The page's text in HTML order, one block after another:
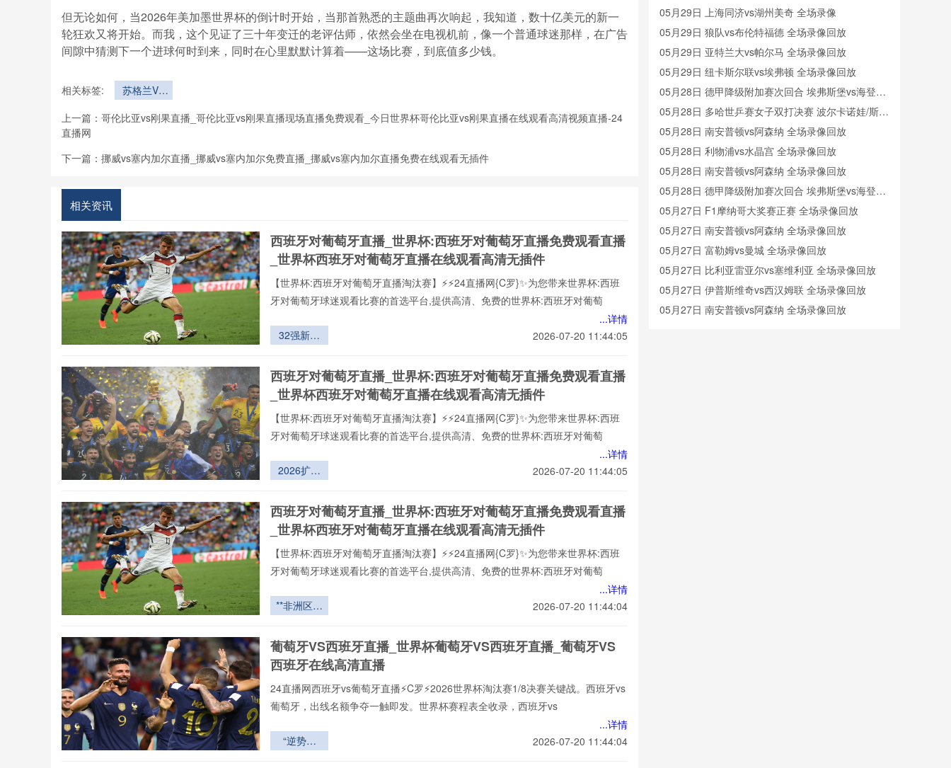
但无论如何，当2026年美加墨世界杯的倒计时开始，当那首熟悉的主题曲再次响起，我知道，数十亿美元的新一
轮狂欢又将开始。而我，这个见证了三十年变迁的老评估师，依然会坐在电视机前，像一个普通球迷那样，在广告
间隙中猜测下一个进球何时到来，同时在心里默默计算着——这场比赛，到底值多少钱。
相关标签:
苏格兰VS
格兰VS巴
上一篇： 哥伦比亚vs刚果直播_哥伦比亚vs刚果直播现场直播免费观看_今日世界杯哥伦比亚vs刚果直播在线观看高清视频直播-24
直播网
下一篇： 挪威vs塞内加尔直播_挪威vs塞内加尔免费直播_挪威vs塞内加尔直播免费在线观看无插件
相关资讯
西班牙对葡萄牙直播_世界杯:西班牙对葡萄牙直播免费观看直播
_世界杯西班牙对葡萄牙直播在线观看高清无插件
【世界杯:西班牙对葡萄牙直播淘汰赛】⚡⚡24直播网{C罗}✨为您带来世界杯:西班
牙对葡萄牙球迷观看比赛的首选平台,提供高清、免费的世界杯:西班牙对葡萄
...详情
32强新格
抽签的战略
预判
2026-07-20 11:44:05
西班牙对葡萄牙直播_世界杯:西班牙对葡萄牙直播免费观看直播
_世界杯西班牙对葡萄牙直播在线观看高清无插件
【世界杯:西班牙对葡萄牙直播淘汰赛】⚡⚡24直播网{C罗}✨为您带来世界杯:西班
牙对葡萄牙球迷观看比赛的首选平台,提供高清、免费的世界杯:西班牙对葡萄
...详情
2026扩军
赛程编排策
略与广告收
2026-07-20 11:44:05
西班牙对葡萄牙直播_世界杯:西班牙对葡萄牙直播免费观看直播
_世界杯西班牙对葡萄牙直播在线观看高清无插件
【世界杯:西班牙对葡萄牙直播淘汰赛】⚡⚡24直播网{C罗}✨为您带来世界杯:西班
牙对葡萄牙球迷观看比赛的首选平台,提供高清、免费的世界杯:西班牙对葡萄
...详情
**非洲区预
非谁能主宰
2026世界
**
2026-07-20 11:44:04
葡萄牙VS西班牙直播_世界杯葡萄牙VS西班牙直播_葡萄牙VS
西班牙在线高清直播
24直播网西班牙vs葡萄牙直播⚡️C罗⚡️2026世界杯淘汰赛1/8决赛关键战。西班牙vs
葡萄牙，出线名额争夺一触即发。世界杯赛程表全收录，西班牙vs
...详情
“逆势翻
2026-07-20 11:44:04
中甲
08-08 20:00
定南赣联
vs 大连鲲城
巴西甲
08-09 03:00
格雷米奥
vs 圣保罗
巴西甲
08-09 05:30
瑞模贝雷
vs 米内罗竞技
巴西甲
08-09 07:30
科里蒂巴
vs 沙佩科恩斯
05月29日 上海同济vs湖州美奇 全场录像
05月29日 狼队vs布伦特福德 全场录像回放
05月29日 亚特兰大vs帕尔马 全场录像回放
05月29日 纽卡斯尔联vs埃弗顿 全场录像回放
05月28日 德甲降级附加赛次回合 埃弗斯堡vs海登海
姆 全场录像回放
05月28日 多哈世乒赛女子双打决赛 波尔卡诺娃/斯佐
科斯vs王曼昱/蒯曼 全场录像回放
05月28日 南安普顿vs阿森纳 全场录像回放
05月28日 利物浦vs水晶宫 全场录像回放
05月28日 南安普顿vs阿森纳 全场录像回放
05月28日 德甲降级附加赛次回合 埃弗斯堡vs海登海
姆 全场录像回放
05月27日 F1摩纳哥大奖赛正赛 全场录像回放
05月27日 南安普顿vs阿森纳 全场录像回放
05月27日 富勒姆vs曼城 全场录像回放
05月27日 比利亚雷亚尔vs塞维利亚 全场录像回放
05月27日 伊普斯维奇vs西汉姆联 全场录像回放
05月27日 南安普顿vs阿森纳 全场录像回放